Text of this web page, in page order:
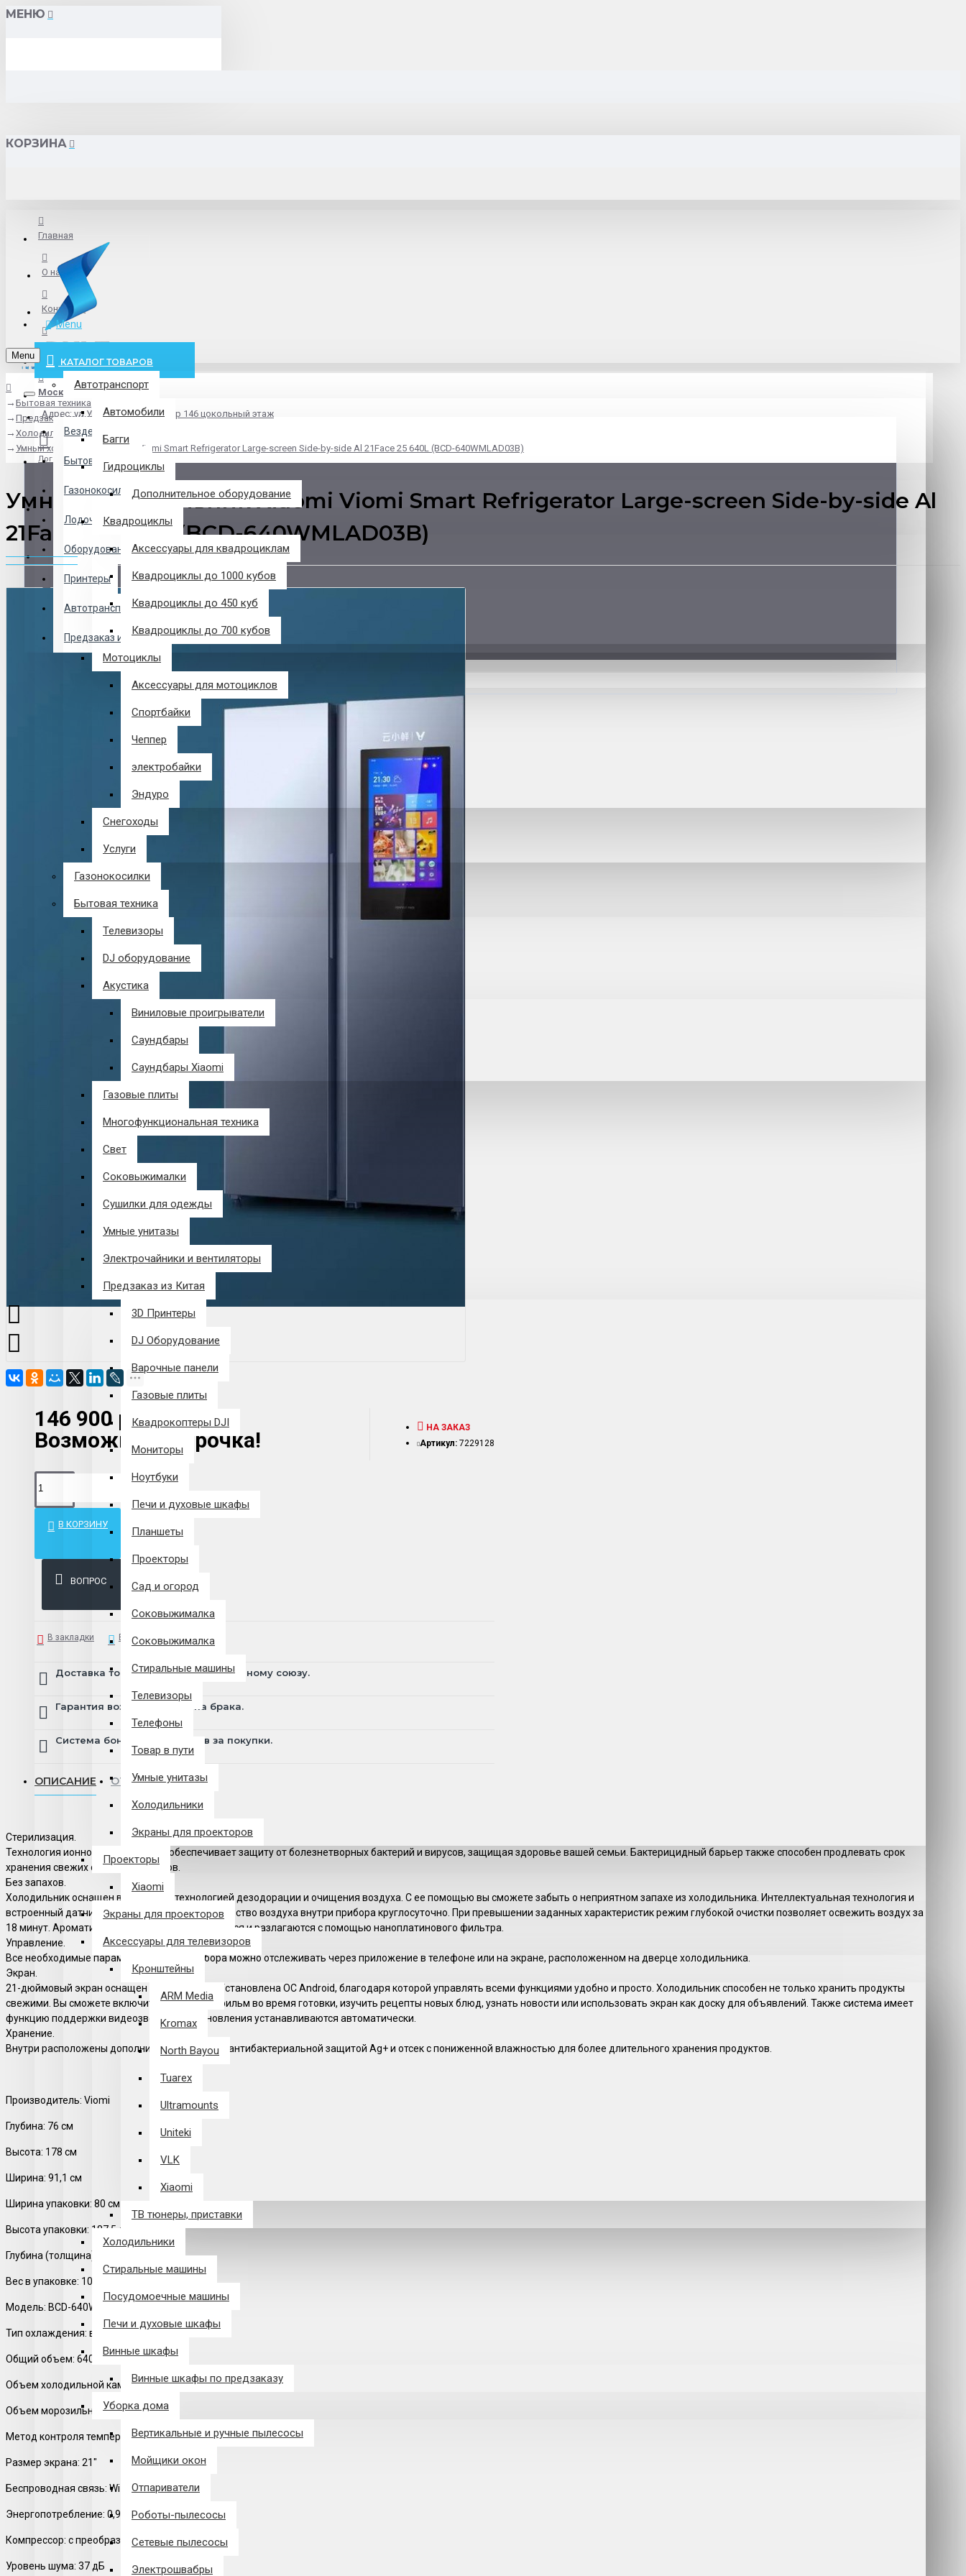
МЕНЮ
КОРЗИНА
Главная
О нас
Контакты
info@pxlt.ru
Москва
Адрес: ул.Угрешская дом 2, стр 146 цокольный этаж
Везде
Везде
Бытовая техника
Газонокосилки
Лодочные Моторы
Оборудование
Принтеры
Автотранспорт
Предзаказ из Китая
Логин
Регистрация
Закладки
0 товар(ов) - 0 р.
Menu
КАТАЛОГ ТОВАРОВ
Автотранспорт
Автомобили
Багги
Гидроциклы
Дополнительное оборудование
Квадроциклы
Аксессуары для квадроциклам
Квадроциклы до 1000 кубов
Квадроциклы до 450 куб
Квадроциклы до 700 кубов
Мотоциклы
Аксессуары для мотоциклов
Спортбайки
Чеппер
электробайки
Эндуро
Снегоходы
Услуги
Газонокосилки
Бытовая техника
Телевизоры
DJ оборудование
Акустика
Виниловые проигрыватели
Саундбары
Саундбары Xiaomi
Газовые плиты
Многофункциональная техника
Свет
Соковыжималки
Сушилки для одежды
Умные унитазы
Электрочайники и вентиляторы
Предзаказ из Китая
3D Принтеры
DJ Оборудование
Варочные панели
Газовые плиты
Квадрокоптеры DJI
Мониторы
Ноутбуки
Печи и духовые шкафы
Планшеты
Проекторы
Сад и огород
Соковыжималка
Соковыжималка
Стиральные машины
Телевизоры
Телефоны
Товар в пути
Умные унитазы
Холодильники
Экраны для проекторов
Проекторы
Xiaomi
Экраны для проекторов
Аксессуары для телевизоров
Кронштейны
ARM Media
Kromax
North Bayou
Tuarex
Ultramounts
Uniteki
VLK
Xiaomi
ТВ тюнеры, приставки
Холодильники
Стиральные машины
Посудомоечные машины
Печи и духовые шкафы
Винные шкафы
Винные шкафы по предзаказу
Уборка дома
Вертикальные и ручные пылесосы
Мойщики окон
Отпариватели
Роботы-пылесосы
Сетевые пылесосы
Электрошвабры
Menu
Бытовая техника
Предзаказ из Китая
Холодильники
Умный холодильник Xiaomi Viomi Smart Refrigerator Large-screen Side-by-side Al 21Face 25 640L (BCD-640WMLAD03B)
Умный холодильник Xiaomi Viomi Smart Refrigerator Large-screen Side-by-side Al
21Face 25 640L (BCD-640WMLAD03B)
146 900 р.
Возможна рассрочка!
НА ЗАКАЗ
Артикул: 7229128
В КОРЗИНУ
ВОПРОС
В закладки В сравнение
Доставка товара по всему Таможенному союзу.
Гарантия возврата и обмена брака.
Система бонусов и подарков за покупки.
ОПИСАНИЕ ОТЗЫВЫ
Стерилизация.
Технология ионной стерилизации обеспечивает защиту от болезнетворных бактерий и вирусов, защищая здоровье вашей семьи. Бактерицидный барьер также способен продлевать срок
хранения свежих овощей и фруктов.
Без запахов.
Холодильник оснащен встроенной технологией дезодорации и очищения воздуха. С ее помощью вы сможете забыть о неприятном запахе из холодильника. Интеллектуальная технология и
встроенный датчик позволяет мониторить качество воздуха внутри прибора круглосуточно. При превышении заданных характеристик режим глубокой очистки позволяет освежить воздух за
18 минут. Ароматические молекулы поглощаются и разлагаются с помощью наноплатинового фильтра.
Управление.
Все необходимые параметры работы прибора можно отслеживать через приложение в телефоне или на экране, расположенном на дверце холодильника.
Экран.
21-дюймовый экран оснащен матрицей IPS. Установлена OC Android, благодаря которой управлять всеми функциями удобно и просто. Холодильник способен не только хранить продукты
свежими. Вы сможете включить музыку или фильм во время готовки, изучить рецепты новых блюд, узнать новости или использовать экран как доску для объявлений. Также система имеет
функцию поддержки видеозвонка. Все обновления устанавливаются автоматически.
Хранение.
Внутри расположены дополнительный отсек с антибактериальной защитой Ag+ и отсек с пониженной влажностью для более длительного хранения продуктов.
Производитель: Viomi
Глубина: 76 см
Высота: 178 см
Ширина: 91,1 см
Ширина упаковки: 80 см
Высота упаковки: 187,5 см
Глубина (толщина) упаковки: 100 см
Вес в упаковке: 100 кг
Модель: BCD-640WMLAD03B
Тип охлаждения: воздушное
Общий объем: 640 л
Объем холодильной камеры: 410 л
Объем морозильной камеры: 230 л
Метод контроля температуры: цифровой
Размер экрана: 21"
Беспроводная связь: Wi-Fi
Энергопотребление: 0,96 кВт/ 24 ч
Компрессор: с преобразованием частоты
Уровень шума: 37 дБ